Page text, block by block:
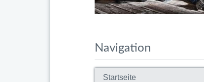
Navigation
Startseite